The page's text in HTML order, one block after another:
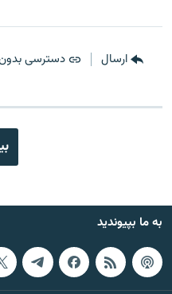
ارسال دسترسی
به ما بپیوندید